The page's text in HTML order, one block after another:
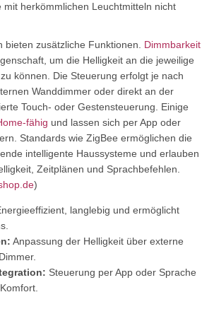
mit herkömmlichen Leuchtmitteln nicht
bieten zusätzliche Funktionen. Dimmbarkeit
um die Helligkeit an die jeweilige
können. Die Steuerung erfolgt je nach
Wanddimmer oder direkt an der
Touch- oder Gestensteuerung. Einige
fähig und lassen sich per App oder
Standards wie ZigBee ermöglichen die
intelligente Haussysteme und erlauben
Zeitplänen und Sprachbefehlen.
)
langlebig und ermöglicht
Anpassung der Helligkeit über externe
Steuerung per App oder Sprache